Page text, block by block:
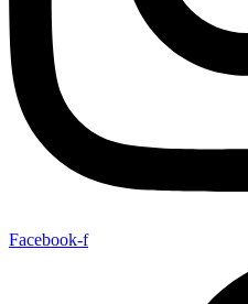
Facebook-f